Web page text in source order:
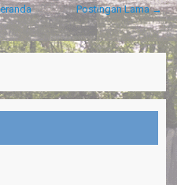
Postingan Lama →